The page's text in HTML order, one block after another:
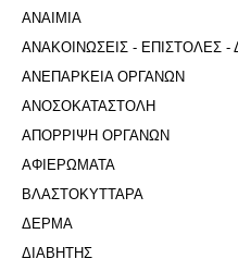
ΑΝΑΙΜΙΑ
ΑΝΑΚΟΙΝΩΣΕΙΣ - ΕΠΙΣΤΟΛΕΣ -
ΑΝΕΠΑΡΚΕΙΑ ΟΡΓΑΝΩΝ
ΑΝΟΣΟΚΑΤΑΣΤΟΛΗ
ΑΠΟΡΡΙΨΗ ΟΡΓΑΝΩΝ
ΑΦΙΕΡΩΜΑΤΑ
ΒΛΑΣΤΟΚΥΤΤΑΡΑ
ΔΕΡΜΑ
ΔΙΑΒΗΤΗΣ